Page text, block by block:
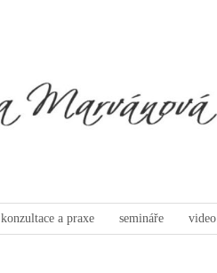
konzultace a praxe semináře video